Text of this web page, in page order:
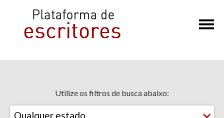
×
Utilize os filtros de busca abaixo: